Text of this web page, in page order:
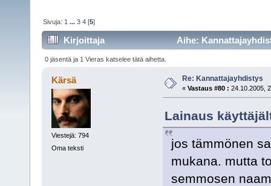
Sivuja: 1 ...3 4 [5]
Kirjoittaja Aihe:
0 jäsentä ja 1 Vieras katselee tätä aihetta.
Kärsä
Viestejä: 794
Oma teksti
Re: Kannattajayhdistys
« Vastaus #80 : 24.10.2005,
Lainaus
jos tämmönen
mukana. mutta
semmosen